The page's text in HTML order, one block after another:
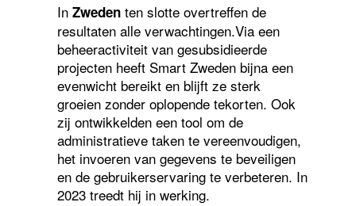
In Zwedenten slotte overtreffen de
resultaten alle verwachtingen.Via een
beheeractiviteit van gesubsidieerde
projecten heeft Smart Zweden bijna een
evenwicht bereikt en blijft ze sterk
groeien zonder oplopende tekorten. Ook
zij ontwikkelden een tool om de
administratieve taken te vereenvoudigen,
het invoeren van gegevens te beveiligen
en de gebruikerservaring te verbeteren. In
2023 treedt hij in werking.